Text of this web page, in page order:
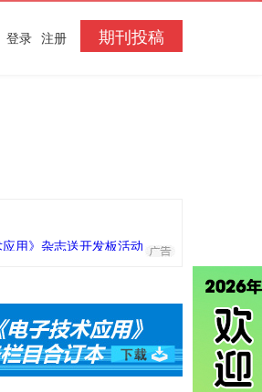
期刊投稿
登录 注册
用》杂志送开发板活动